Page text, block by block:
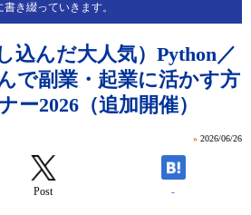
き綴っていきます。
込んだ大人気）Python／
で副業・起業に活かす方
ー2026（追加開催）
» 2026/06/26
Post -